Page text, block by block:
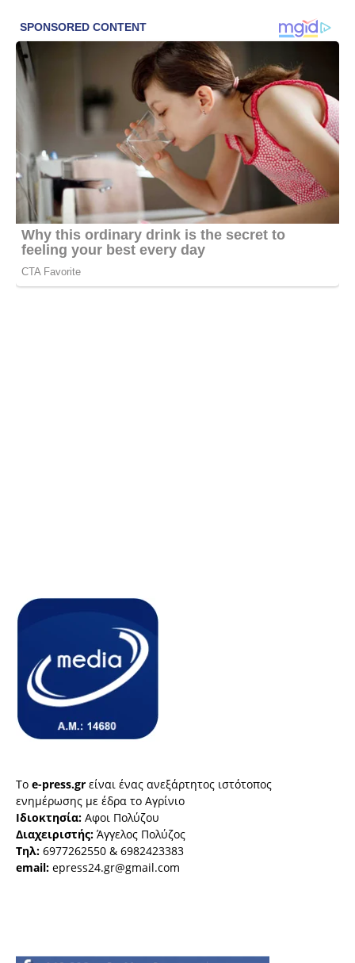
Το e-press.gr είναι ένας ανεξάρτητος ιστότοπος
ενημέρωσης με έδρα το Αγρίνιο
Ιδιοκτησία: Αφοι Πολύζου
Διαχειριστής: Άγγελος Πολύζος
Τηλ: 6977262550 & 6982423383
email: epress24.gr@gmail.com